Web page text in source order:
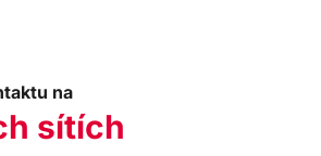
na
sítích